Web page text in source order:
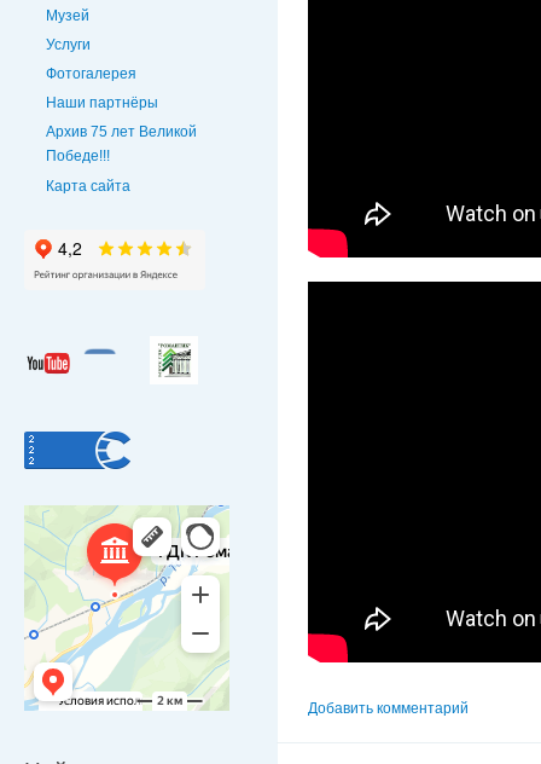
Музей
Услуги
Фотогалерея
Наши партнёры
Архив 75 лет Великой
Победе!!!
Карта сайта
Добавить комментарий